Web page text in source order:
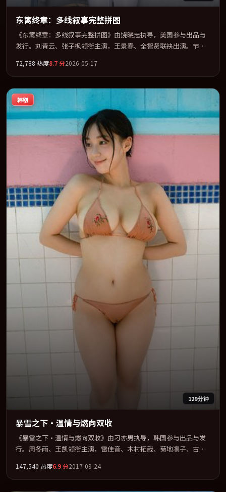
东篱终章：多线叙事完整拼图
《东篱终章：多线叙事完整拼图》由饶晓志执导，美国参与出品与
发行。刘青云、张子枫领衔主演，王景春、全智贤联袂出演。节奏
架，在叙事、表演与视听上力求统一。定于 2026-02-24 在内地院线
及主流平台同步亮相，2026 年度话题片中口碑稳健，适合喜欢强情
节与人物弧光的观众完整观看。
72,788 热度8.7分2026-05-17
韩剧
129分钟
暴雪之下·温情与燃向双收
《暴雪之下·温情与燃向双收》由刁亦男执导，韩国参与出品与发
行。周冬雨、王凯领衔主演，雷佳音、木村拓哉、菊地凛子、古天
以「惊悚」类型为骨架，在叙事、表演与视听上力求统一。定于
2017-08-20 在内地院线及主流平台同步亮相，2017 年度话题片中口
147,540 热度6.9分2017-09-24